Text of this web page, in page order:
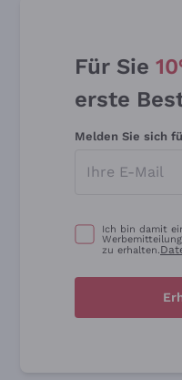
Für Sie
erste
Melden Sie sich
Ich bin damit
zu erhalten.